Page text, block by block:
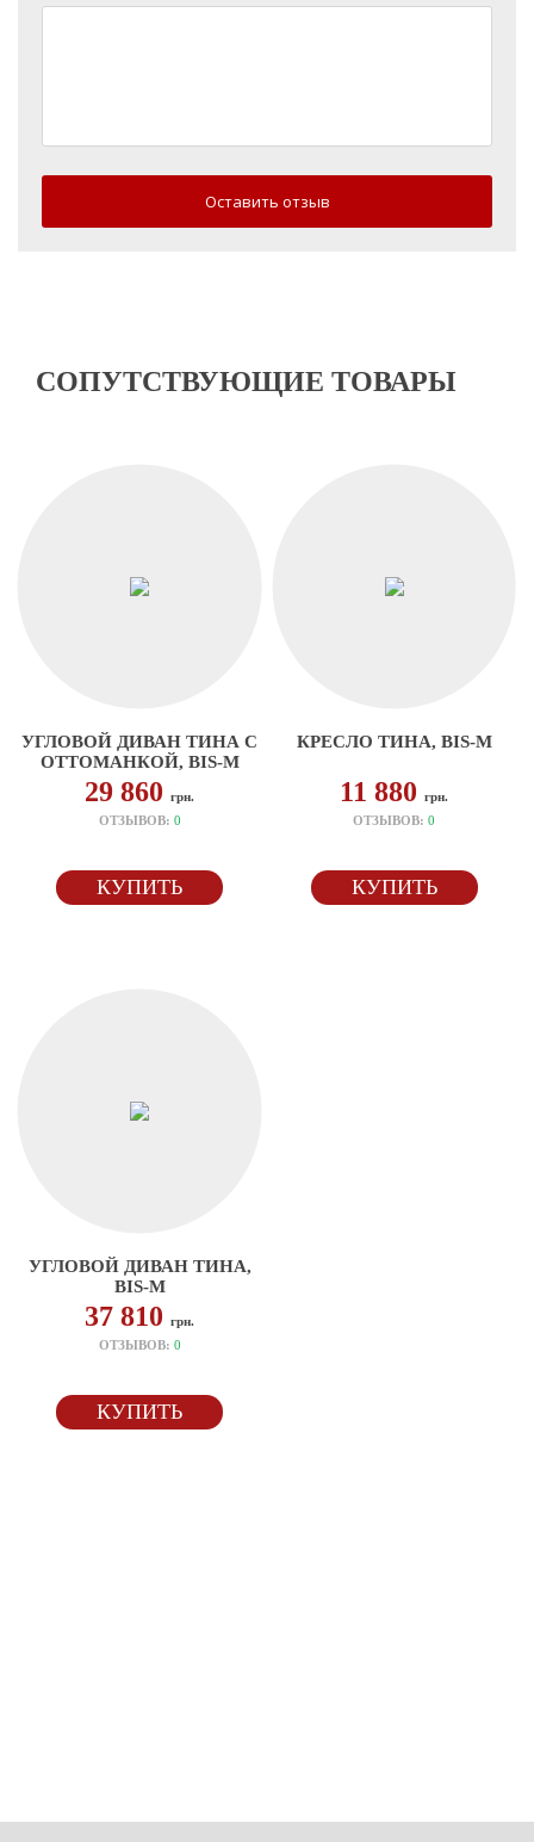
Оставить отзыв
СОПУТСТВУЮЩИЕ ТОВАРЫ
УГЛОВОЙ ДИВАН ТИНА С
ОТТОМАНКОЙ, BIS-M
29 860грн.
ОТЗЫВОВ: 0
КУПИТЬ
КРЕСЛО ТИНА, BIS-M
11 880грн.
ОТЗЫВОВ:0
КУПИТЬ
УГЛОВОЙ ДИВАН ТИНА,
BIS-M
37 810грн.
ОТЗЫВОВ: 0
КУПИТЬ